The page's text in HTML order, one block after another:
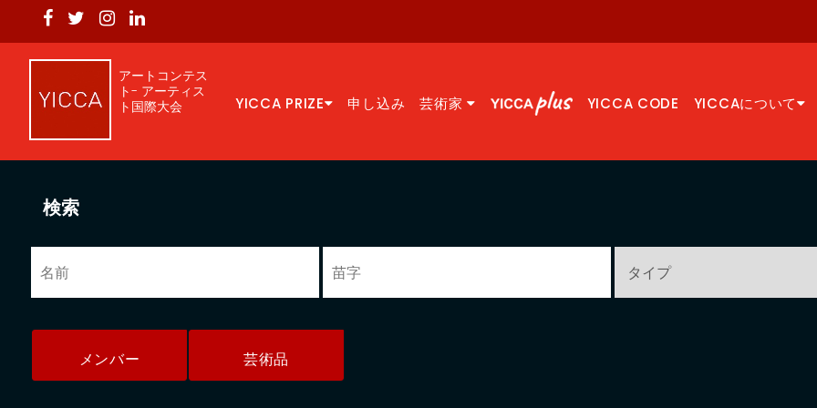
アートコンテス
ト- アーティス
ト国際大会
YICCA PRIZE 申し込み 芸術家 YICCA CODE YICCAについて
検索
メンバー 芸術品